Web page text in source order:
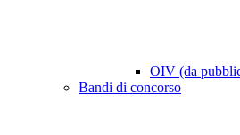
OIV (da
Bandi di concorso